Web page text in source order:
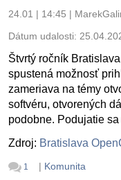
24.01 | 14:45 |
Dátum udalosti:
Štvrtý ročník
spustená možnosť
zameriava na témy
softvéru, otvorených
podobne. Podujatie
Zdroj: Bratislava
1 | Komunita